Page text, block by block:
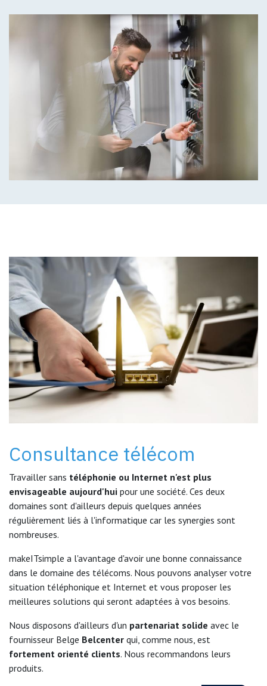
Consultance télécom
Travailler sans téléphonie ou Internet n'est plus
envisageable aujourd'hui pour une société. Ces deux
domaines sont d'ailleurs depuis quelques années
régulièrement liés à l'informatique car les synergies sont
nombreuses.
makeITsimple a l'avantage d'avoir une bonne connaissance
dans le domaine des télécoms. Nous pouvons analyser votre
situation téléphonique et Internet et vous proposer les
meilleures solutions qui seront adaptées à vos besoins.
Nous disposons d'ailleurs d'un partenariat solide avec le
fournisseur Belge Belcenter qui, comme nous, est
fortement orienté clients. Nous recommandons leurs
produits.